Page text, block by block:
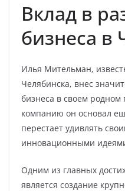
Вклад в
бизнеса в
Илья Мительман,
Челябинска, внес
бизнеса в своем
компанию он основал
перестает удивлять
инновационными
Одним из главных
является создание